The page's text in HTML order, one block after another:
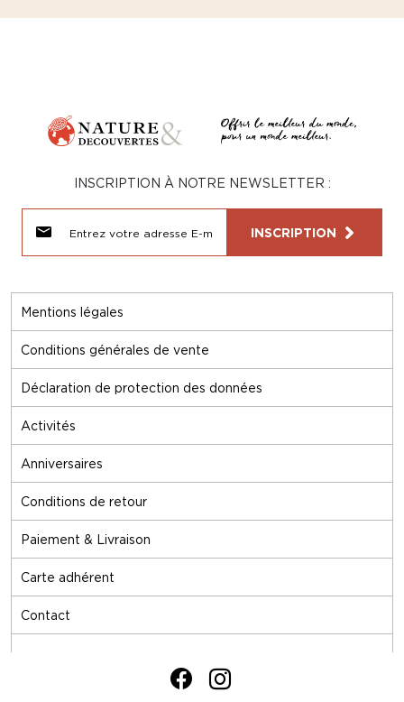
Mentions légales
Conditions générales de vente
Déclaration de protection des données
Activités
Anniversaires
Conditions de retour
Paiement & Livraison
Carte adhérent
Contact
INSCRIPTION À NOTRE NEWSLETTER :
INSCRIPTION